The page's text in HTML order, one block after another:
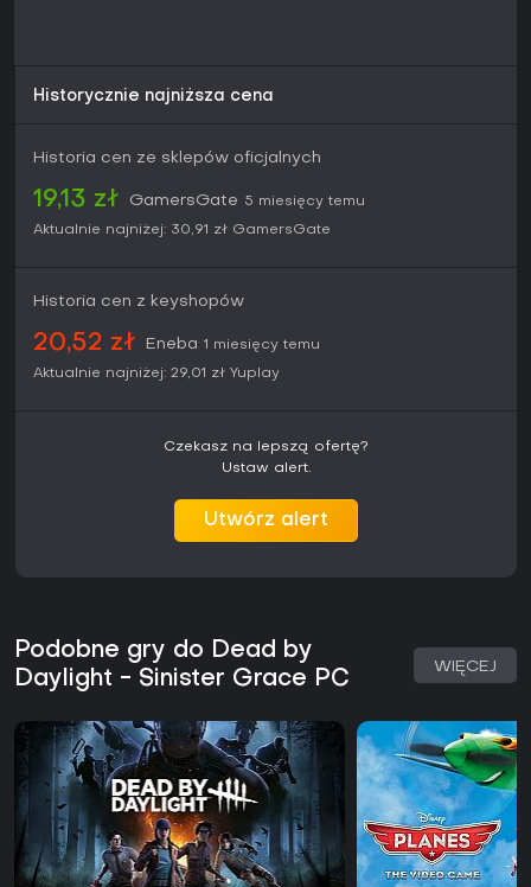
Historycznie najniższa cena
Historia cen ze sklepów oficjalnych
19,13 zł GamersGate 5 miesięcy temu
Aktualnie najniżej: 30,91 zł GamersGate
Historia cen z keyshopów
20,52 zł Eneba 1 miesięcy temu
Aktualnie najniżej: 29,01 zł Yuplay
Czekasz na lepszą ofertę?
Ustaw alert.
Utwórz alert
Podobne gry do Dead by
Daylight - Sinister Grace PC
WIĘCEJ